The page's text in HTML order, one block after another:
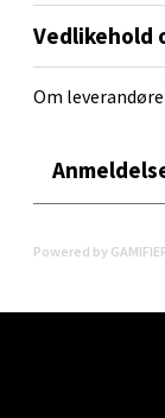
Vedlikehold
Om
Powered by
0 i butikk
Senter